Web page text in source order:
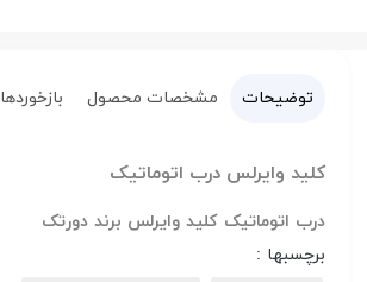
توضیحات مشخصات محصول بازخوردها
کلید وایرلس درب اتوماتیک
درب اتوماتیک کلید وایرلس برند دورتک
برچسبها :